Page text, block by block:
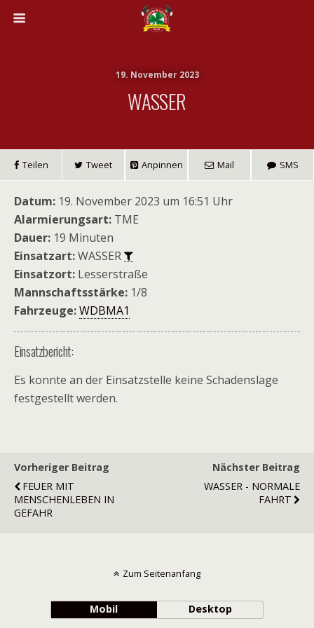
19. November 2023
WASSER
Teilen Tweet Anpinnen Mail SMS
Datum: 19. November 2023 um 16:51 Uhr
Alarmierungsart: TME
Dauer: 19 Minuten
Einsatzart:WASSER
Einsatzort: Lesserstraße
Mannschaftsstärke: 1/8
Fahrzeuge:WDBMA1
Einsatzbericht:
Es konnte an der Einsatzstelle keine Schadenslage
festgestellt werden.
Vorheriger Beitrag
FEUER MIT
MENSCHENLEBEN IN
GEFAHR
Nächster Beitrag
WASSER - NORMALE
FAHRT
Zum Seitenanfang
Mobil Desktop